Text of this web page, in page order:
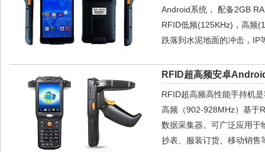
Android系统， 配备2GB
RFID低频(125KHz)，高频
跌落到水泥地面的冲击，IP
RFID超高频安卓
RFID超高频高性能手持机
高频（902-928MHz）基于
数据采集器。可广泛应用于
抄表、服装订货、移动销售